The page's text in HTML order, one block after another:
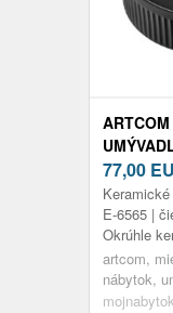
6565 |
77,00
E-6565 |
Okrúhle
BEYOND
prevedení
kombináci...
artcom,
nábytok,